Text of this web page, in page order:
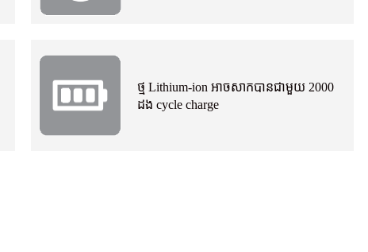
ថ្ម Lithium-ion អាចសាកបានជាមួយ 2000
ដង cycle charge